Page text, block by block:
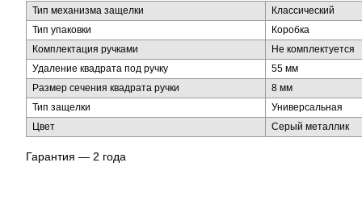
Тип механизма защелки
Классический
Тип упаковки
Коробка
Комплектация ручками
Не комплектуется
Удаление квадрата под ручку
55 мм
Размер сечения квадрата ручки
8 мм
Тип защелки
Универсальная
Цвет
Серый металлик
Гарантия — 2 года